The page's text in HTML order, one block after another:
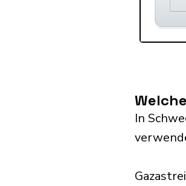
In